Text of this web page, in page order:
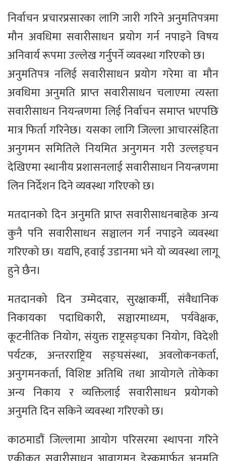
निर्वाचन प्रचारप्रसारका लागि जारी गरिने अनुमतिपत्रमा
मौन अवधिमा सवारीसाधन प्रयोग गर्न नपाइने विषय
अनिवार्य रूपमा उल्लेख गर्नुपर्ने व्यवस्था गरिएको छ।
अनुमतिपत्र नलिई सवारीसाधन प्रयोग गरेमा वा मौन
अवधिमा अनुमति प्राप्त सवारीसाधन चलाएमा त्यस्ता
सवारीसाधन नियन्त्रणमा लिई निर्वाचन समाप्त भएपछि
मात्र फिर्ता गरिनेछ। यसका लागि जिल्ला आचारसंहिता
अनुगमन समितिले नियमित अनुगमन गरी उल्लङ्घन
देखिएमा स्थानीय प्रशासनलाई सवारीसाधन नियन्त्रणमा
लिन निर्देशन दिने व्यवस्था गरिएको छ।
मतदानको दिन अनुमति प्राप्त सवारीसाधनबाहेक अन्य
कुनै पनि सवारीसाधन सञ्चालन गर्न नपाइने व्यवस्था
गरिएको छ। यद्यपि, हवाई उडानमा भने यो व्यवस्था लागू
हुने छैन।
मतदानको दिन उम्मेदवार, सुरक्षाकर्मी, संवैधानिक
निकायका पदाधिकारी, सञ्चारमाध्यम, पर्यवेक्षक,
कूटनीतिक नियोग, संयुक्त राष्ट्रसङ्घका नियोग, विदेशी
पर्यटक, अन्तरराष्ट्रिय सङ्घसंस्था, अवलोकनकर्ता,
अनुगमनकर्ता, विशिष्ट अतिथि तथा आयोगले तोकेका
अन्य निकाय र व्यक्तिलाई सवारीसाधन प्रयोगको
अनुमति दिन सकिने व्यवस्था गरिएको छ।
काठमाडौं जिल्लामा आयोग परिसरमा स्थापना गरिने